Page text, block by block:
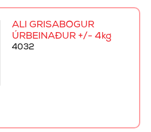
ALI GRÍSABÓGUR
ÚRBEINAÐUR +/- 4kg
4032